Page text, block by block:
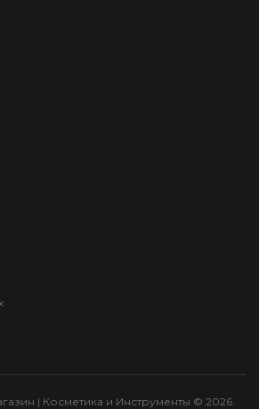
| Косметика и Инструменты © 2026